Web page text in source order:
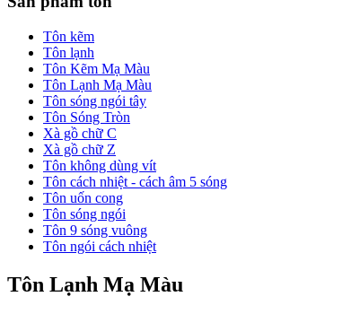
Tôn kẽm
Tôn lạnh
Tôn Kẽm Mạ Màu
Tôn Lạnh Mạ Màu
Tôn sóng ngói tây
Tôn Sóng Tròn
Xà gồ chữ C
Xà gồ chữ Z
Tôn không dùng vít
Tôn cách nhiệt - cách âm 5 sóng
Tôn uốn cong
Tôn sóng ngói
Tôn 9 sóng vuông
Tôn ngói cách nhiệt
Tôn Lạnh Mạ Màu